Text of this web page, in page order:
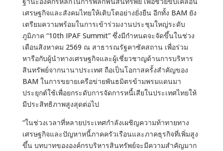
เศรษฐกิจและสังคมไทยให้เติบโตอย่างยั่งยืน อีกทั้ง BAM ยัง
เตรียมความพร้อมในการเข้าร่วมงานประชุมใหญ่ระดับ
ภูมิภาค “10th IPAF Summit” ซึ่งมีกำหนดจะจัดขึ้นในช่วง
เดือนสิงหาคม 2569 ณ สาธารณรัฐคาซัคสถาน เพื่อร่วม
หารือกับผู้นำทางเศรษฐกิจและผู้เชี่ยวชาญด้านการบริหาร
สินทรัพย์จากนานาประเทศ ถือเป็นโอกาสครั้งสำคัญของ
BAM ในการขยายเครือข่ายพันธมิตรข้ามพรมแดนมา
ประยุกต์ใช้เพื่อยกระดับการจัดการหนี้เสียในประเทศไทยให้
มีประสิทธิภาพสูงสุดต่อไป
“ในช่วงเวลาที่หลายประเทศกำลังเผชิญความท้าทายทาง
เศรษฐกิจและปัญหาหนี้ภาคครัวเรือนและภาคธุรกิจที่เพิ่มสูง
ขึ้น บทบาทขององค์กรบริหารสินทรัพย์จะมีความสำคัญมาก